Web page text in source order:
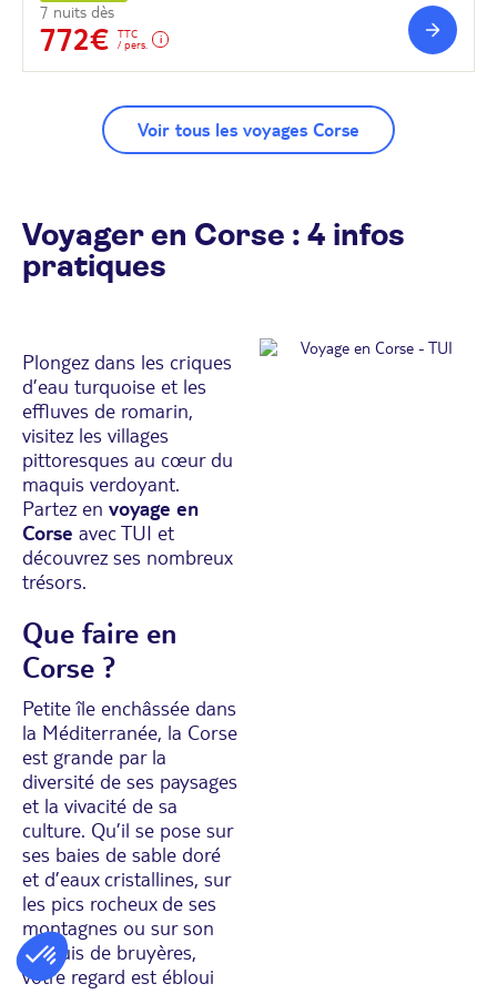
7 nuits dès
772€
TTC
/ pers.
Voir tous les voyages Corse
Voyager en Corse : 4 infos
pratiques
Plongez dans les criques
d’eau turquoise et les
effluves de romarin,
visitez les villages
pittoresques au cœur du
maquis verdoyant.
Partez en voyage en
Corse avec TUI et
découvrez ses nombreux
trésors.
Que faire en
Corse ?
Petite île enchâssée dans
la Méditerranée, la Corse
est grande par la
diversité de ses paysages
et la vivacité de sa
culture. Qu’il se pose sur
ses baies de sable doré
et d’eaux cristallines, sur
les pics rocheux de ses
montagnes ou sur son
maquis de bruyères,
votre regard est ébloui